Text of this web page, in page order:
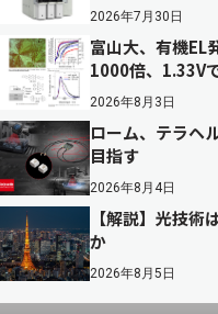
2026年7月30日
富山大、有機
1000倍、1.33V
2026年8月3日
ローム、テラヘ
目指す
2026年8月4日
【解説】光技
か
2026年8月5日